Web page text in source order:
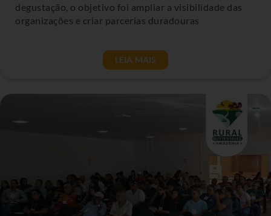
degustação, o objetivo foi ampliar a visibilidade das
organizações e criar parcerias duradouras
LEIA MAIS